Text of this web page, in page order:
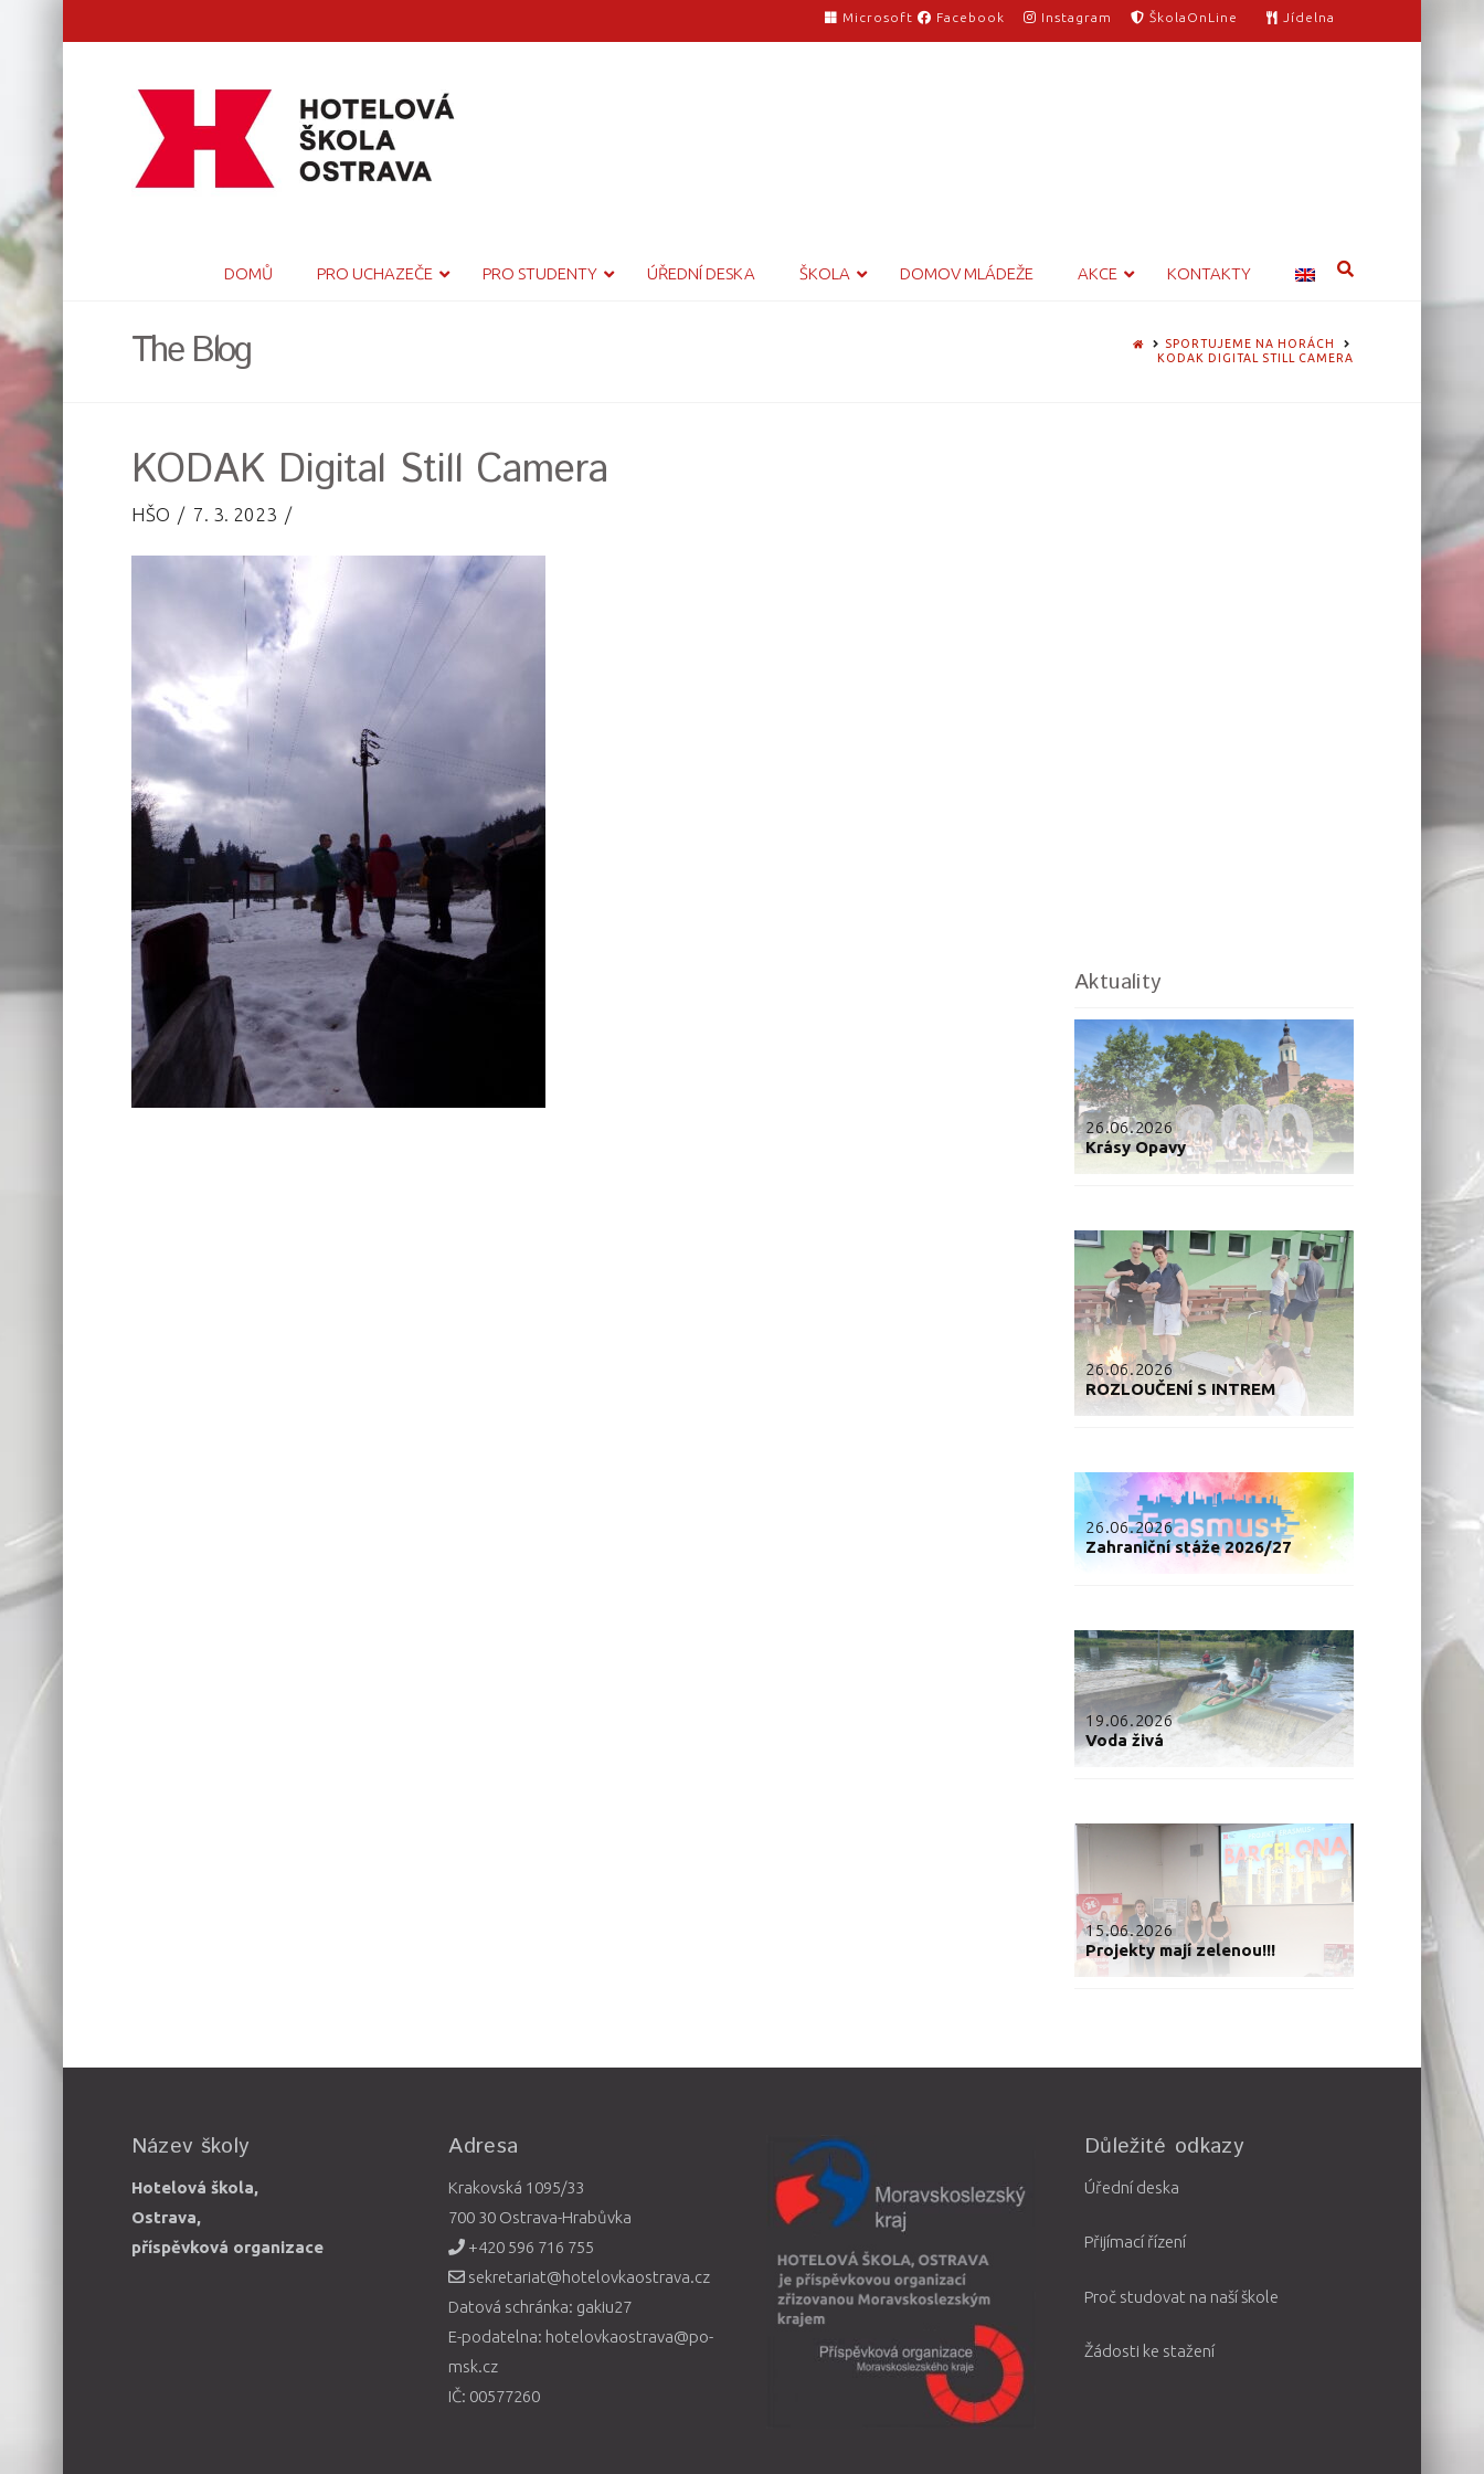
Microsoft Facebook Instagram ŠkolaOnLine Jídelna
DOMŮ PRO UCHAZEČE PRO STUDENTY ÚŘEDNÍ DESKA ŠKOLA DOMOV MLÁDEŽE AKCE KONTAKTY
The Blog HOMESPORTUJEME NA HORÁCH
KODAK DIGITAL STILL CAMERA
KODAK Digital Still Camera
HŠO 7. 3. 2023
Aktuality
26.06.2026
Krásy Opavy
26.06.2026
ROZLOUČENÍ S INTREM
26.06.2026
Zahraniční stáže 2026/27
19.06.2026
Voda živá
15.06.2026
Projekty mají zelenou!!!
Název školy
Hotelová škola,
Ostrava,
příspěvková organizace
Adresa
Krakovská 1095/33
700 30 Ostrava-Hrabůvka
+420 596 716 755
sekretariat@hotelovkaostrava.cz
Datová schránka: gakiu27
E-podatelna: hotelovkaostrava@po-
msk.cz
IČ: 00577260
Důležité odkazy
Úřední deska
Přijímací řízení
Proč studovat na naší škole
Žádosti ke stažení